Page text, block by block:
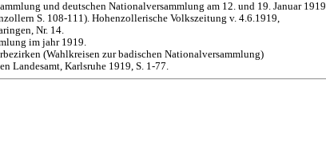
und deutschen Nationalversammlung am 12. und 19. Januar 1919
S. 108-111). Hohenzollerische Volkszeitung v. 4.6.1919,
Nr. 14.
im jahr 1919.
(Wahlkreisen zur badischen Nationalversammlung)
Landesamt, Karlsruhe 1919, S. 1-77.